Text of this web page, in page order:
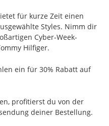
für kurze Zeit einen
Styles. Nimm dir
Cyber-Week-
Hilfiger.
ein für 30% Rabatt auf
profitierst du von der
deiner Bestellung.